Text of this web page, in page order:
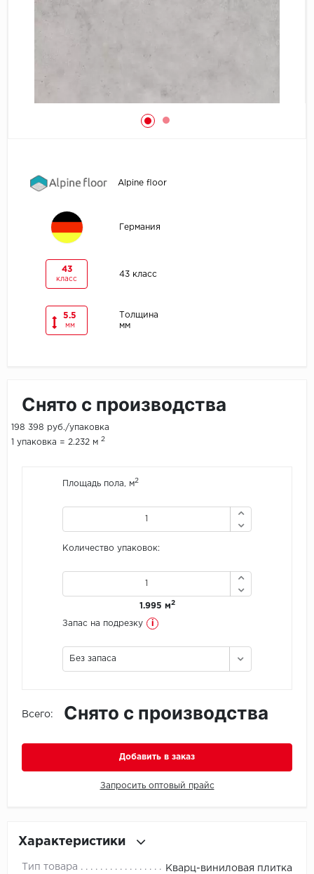
ECO Parquet
Forbo Allura Click
Jinan PDM
KDF
LG Decotile
Lucky Floor
Alpine floor
Германия
43
класс
43 класс
5.5
мм
Толщина
мм
Снято с производства
198 398 руб./упаковка
1 упаковка = 2.232 м 2
Площадь пола, м2
Количество упаковок:
1.995 м2
Запас на подрезку i
Без запаса
Всего: Снято с производства
Добавить в заказ
Запросить оптовый прайс
Характеристики
Тип товара Кварц-виниловая плитка